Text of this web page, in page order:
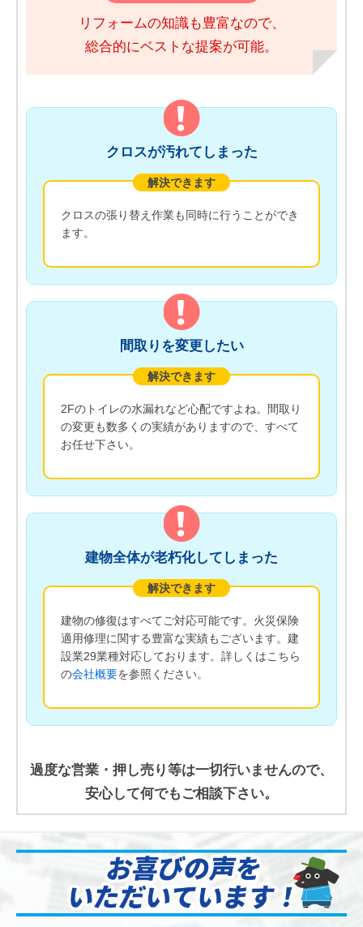
リフォームの知識も豊富なので、
総合的にベストな提案が可能。
クロスが汚れてしまった
解決できます
クロスの張り替え作業も同時に行うことができ
ます。
間取りを変更したい
解決できます
2Fのトイレの水漏れなど心配ですよね。間取り
の変更も数多くの実績がありますので、すべて
お任せ下さい。
建物全体が老朽化してしまった
解決できます
建物の修復はすべてご対応可能です。火災保険
適用修理に関する豊富な実績もございます。建
設業29業種対応しております。詳しくはこちら
の会社概要を参照ください。
過度な営業・押し売り等は一切行いませんので、
安心して何でもご相談下さい。